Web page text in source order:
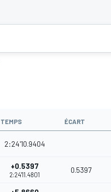
TEMPS ÉCART
2:24'10.9404
+0.5397
2:24'11.4801
0.5397